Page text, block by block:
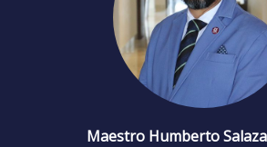
Maestro Humberto